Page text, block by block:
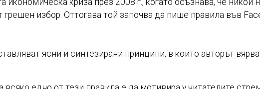
криза през 2008 г., когато осъзнава, че никой
избор. Оттогава той започва да пише правила във
ясни и синтезирани принципи, в които авторът